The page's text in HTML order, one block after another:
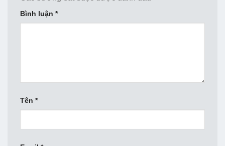
Bình luận *
Tên *